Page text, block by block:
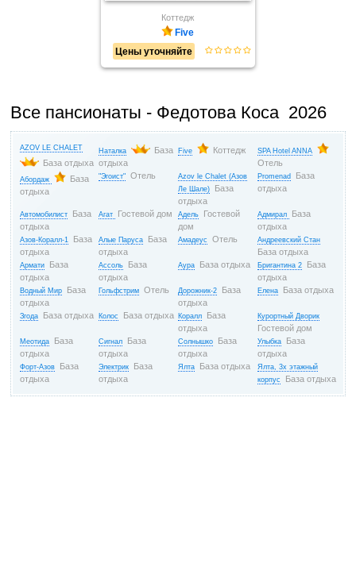
Коттедж
Five
Цены уточняйте
Все пансионаты - Федотова Коса 2026
AZOV LE CHALET
База отдыха
Наталка
База
отдыха
Five Коттедж SPA Hotel ANNA
Отель
Абордаж
База
отдыха
"Эгоист" Отель
Azov le Chalet (Азов
Ле Шале)
База
отдыха
Promenad
База
отдыха
Автомобилист
База
отдыха
Агат Гостевой дом Адель
Гостевой
дом
Адмирал
База
отдыха
Азов-Коралл-1
База
отдыха
Алые Паруса
База
отдыха
Амадеус Отель Андреевский Стан
База отдыха
Армати
База
отдыха
Ассоль
База
отдыха
Аура База отдыха Бригантина 2
База
отдыха
Водный Мир
База
отдыха
Гольфстрим Отель Дорожник-2
База
отдыха
Елена База отдыха
Згода База отдыха Колос База отдыха Коралл
База
отдыха
Курортный Дворик
Гостевой дом
Меотида
База
отдыха
Сигнал
База
отдыха
Солнышко
База
отдыха
Улыбка
База
отдыха
Форт-Азов
База
отдыха
Электрик
База
отдыха
Ялта База отдыха
Ялта, 3х этажный
корпус
База отдыха